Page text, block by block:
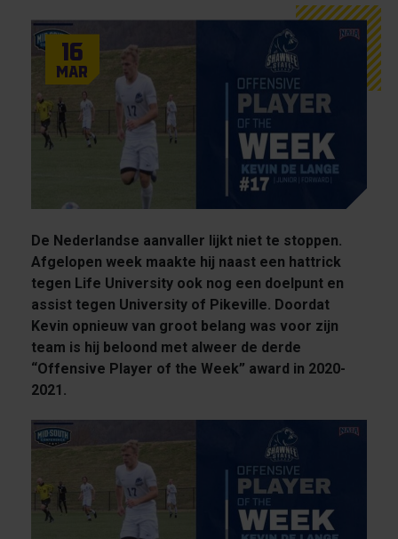
16
Mar
De Nederlandse aanvaller lijkt niet te stoppen.
Afgelopen week maakte hij naast een hattrick
tegen Life University ook nog een doelpunt en
assist tegen University of Pikeville. Doordat
Kevin opnieuw van groot belang was voor zijn
team is hij beloond met alweer de derde
“Offensive Player of the Week” award in 2020-
2021.